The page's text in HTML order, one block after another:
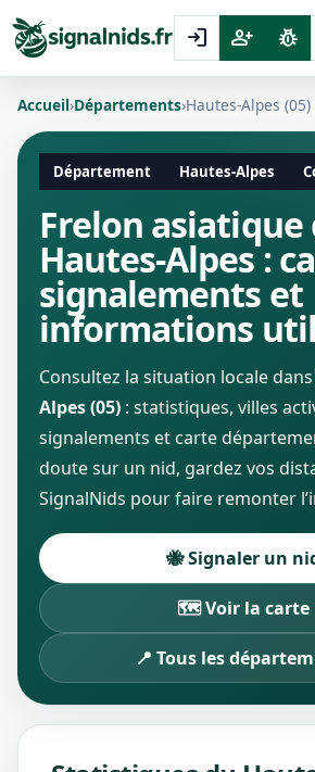
login person_add pest_control
Accueil›Départements›Hautes-Alpes (05)
Département Hautes-Alpes
Frelon asiatique
Hautes-Alpes :
signalements et
informations
Consultez la situation locale
Alpes (05) : statistiques, villes
signalements et carte
doute sur un nid, gardez vos
SignalNids pour faire remonter
🐝 Signaler un
🗺️ Voir la carte
📍 Tous les